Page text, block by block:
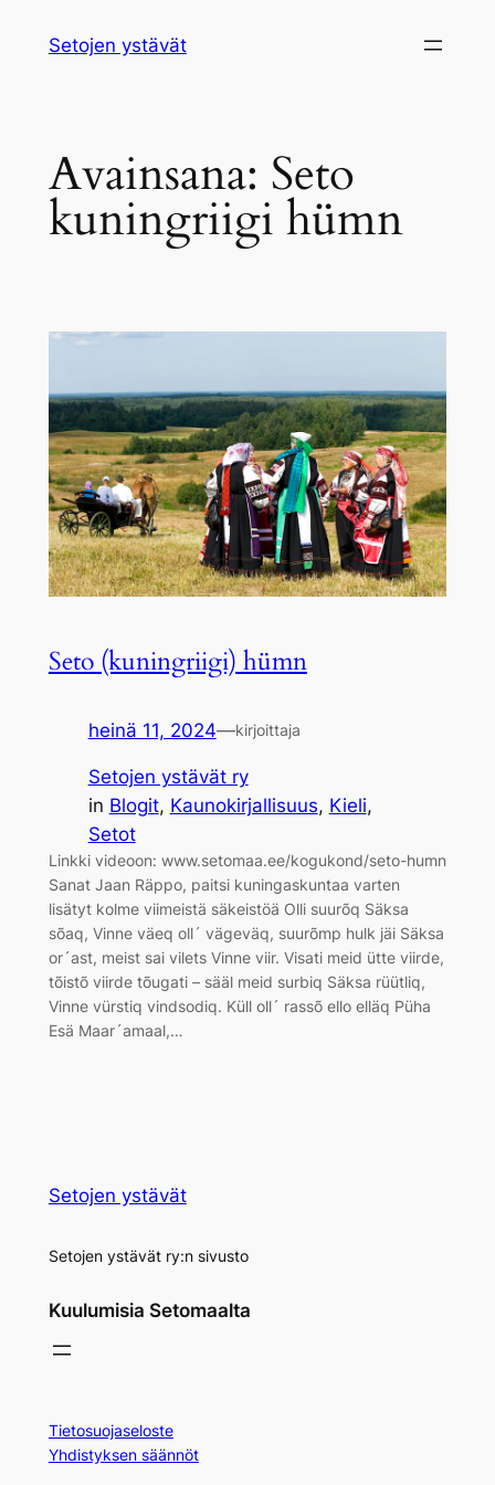
sisältöön
Setojen ystävät
Avainsana: Seto
kuningriigi hümn
Seto (kuningriigi) hümn
heinä 11, 2024—kirjoittaja
Setojen ystävät ry
in Blogit, Kaunokirjallisuus, Kieli
Setot
Linkki videoon: www.setomaa.ee/kogukond/seto-humn
Sanat Jaan Räppo, paitsi kuningaskuntaa varten
lisätyt kolme viimeistä säkeistöä Olli suurõq Säksa
sõaq, Vinne väeq oll´ vägeväq, suurõmp hulk jäi Säksa
or´ast, meist sai vilets Vinne viir. Visati meid ütte viirde,
tõistõ viirde tõugati – sääl meid surbiq Säksa rüütliq,
Vinne vürstiq vindsodiq. Küll oll´ rassõ ello elläq Püha
Esä Maar´amaal,…
Setojen ystävät
Setojen ystävät ry:n sivusto
Kuulumisia Setomaalta
Tietosuojaseloste
Yhdistyksen säännöt